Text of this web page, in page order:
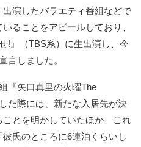
演したバラエティ番組などで
ることをアピールしており、
!』（TBS系）に生出演し、今
言しました。
『矢口真里の火曜The
た際には、新たな入居先が決
とを明かしていたほか、これ
氏のところに6連泊くらいし